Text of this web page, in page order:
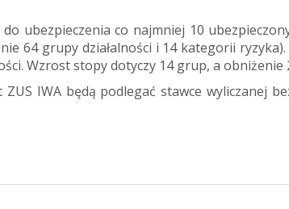
do ubezpieczenia co najmniej 10
64 grupy działalności i 14 kategorii
Wzrost stopy dotyczy 14 grup, a obniżenie
ZUS IWA będą podlegać stawce wyliczanej